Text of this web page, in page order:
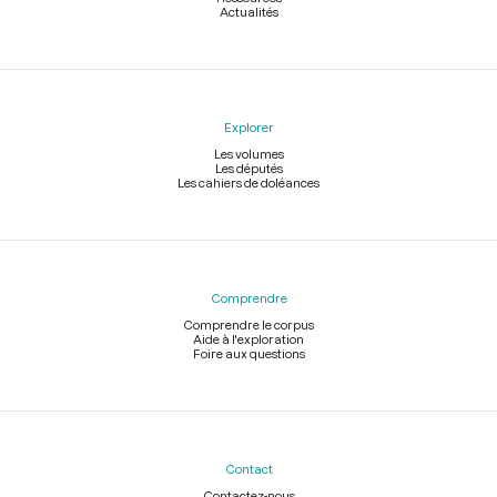
Actualités
Explorer
Les volumes
Les députés
Les cahiers de doléances
Comprendre
Comprendre le corpus
Aide à l'exploration
Foire aux questions
Contact